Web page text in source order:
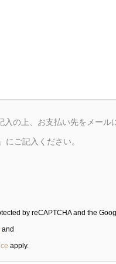
入の上、お支払い先をメール
にご記入ください。
by reCAPTCHA and the
and
apply.